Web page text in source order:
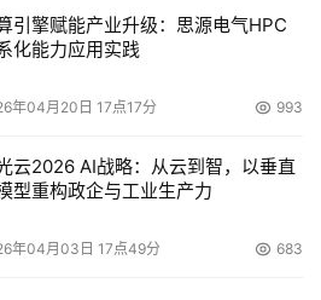
引擎赋能产业升级：思源电气HPC
化能力应用实践
年04月20日 17点17分 993
云2026 AI战略：从云到智，以垂直
型重构政企与工业生产力
年04月03日 17点49分 683